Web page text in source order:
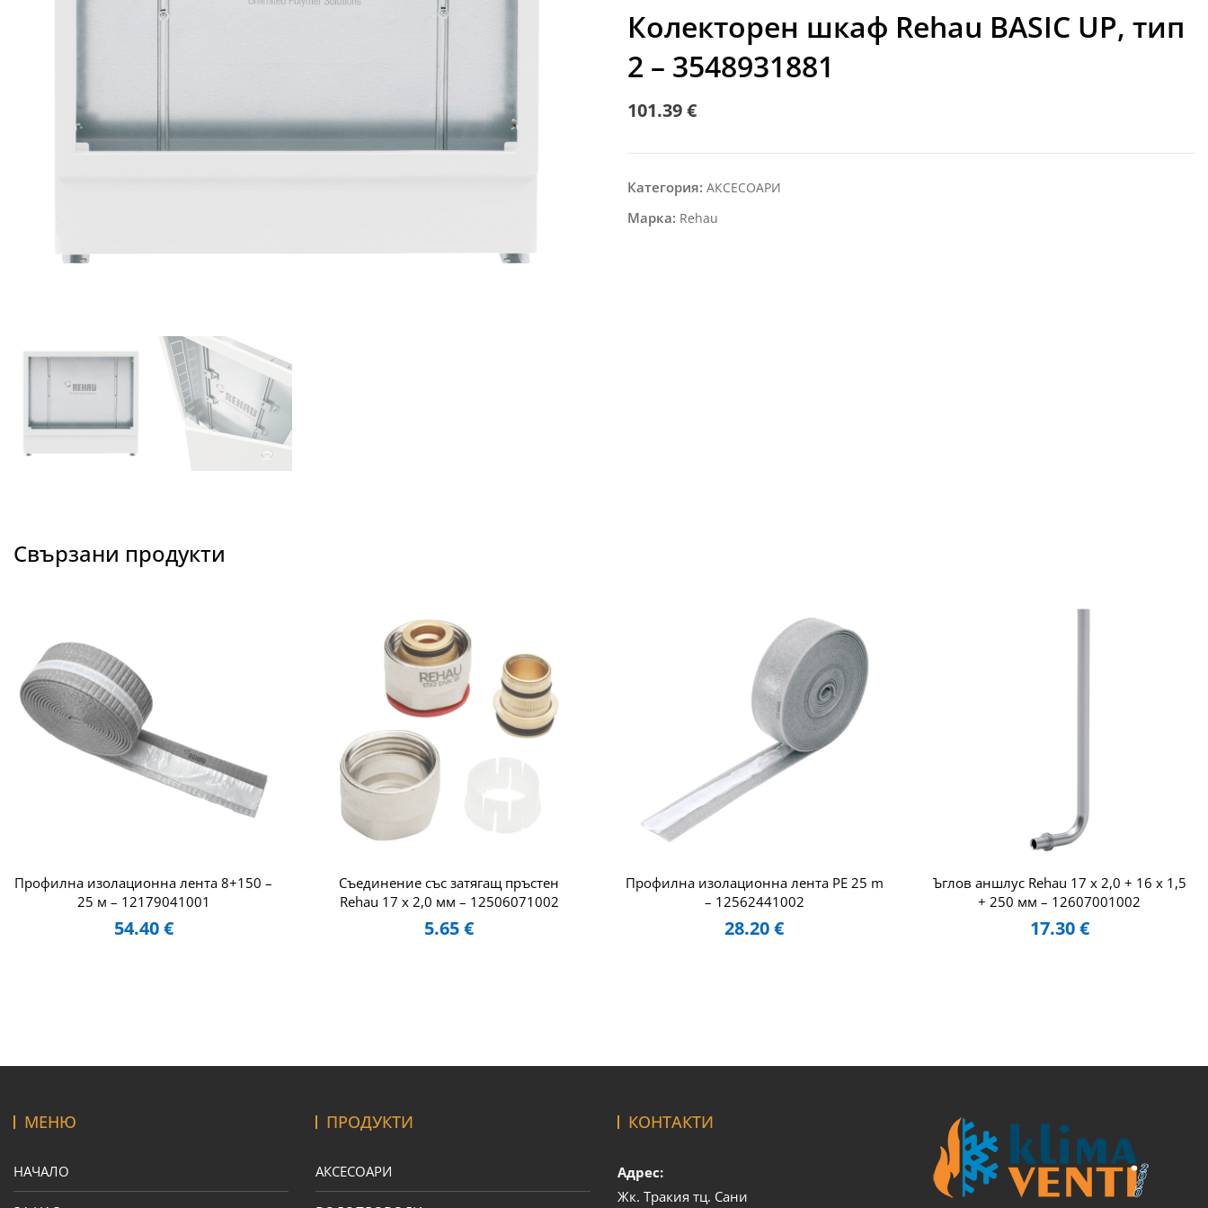
Колекторен шкаф Rehau BASIC UP, тип
2 – 3548931881
101.39€
Категория:АКСЕСОАРИ
Марка: Rehau
Свързани продукти
Профилна изолационна лента 8+150 –
25 м – 12179041001
54.40€
Съединение със затягащ пръстен
Rehau 17 x 2,0 мм – 12506071002
5.65€
Профилна изолационна лента PE 25 m
– 12562441002
28.20€
Ъглов аншлус Rehau 17 x 2,0 + 16 x 1,5
+ 250 мм – 12607001002
17.30€
МЕНЮ
НАЧАЛО
ПРОДУКТИ
АКСЕСОАРИ
КОНТАКТИ
Адрес:
Жк. Тракия тц. Сани